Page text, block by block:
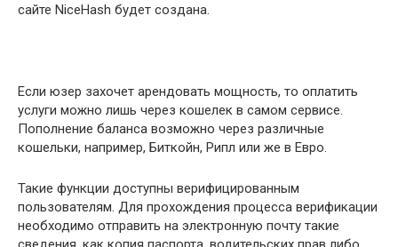
сайте NiceHash будет создана.
Если юзер захочет арендовать мощность, то оплатить
услуги можно лишь через кошелек в самом сервисе.
Пополнение баланса возможно через различные
кошельки, например, Биткойн, Рипл или же в Евро.
Такие функции доступны верифицированным
пользователям. Для прохождения процесса верификации
необходимо отправить на электронную почту такие